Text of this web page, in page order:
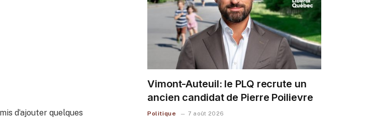
d’ajouter quelques
Vimont-Auteuil: le PLQ recrute un
ancien candidat de Pierre Poilievre
Politique 7 août 2026